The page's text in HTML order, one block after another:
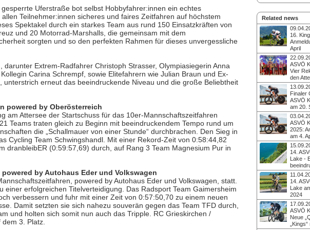
Related news
16.
April
Startschuss für den
Showdown am
beginnt die Jagd
begehrten
spektakuläre
komplett
zu den Fixpunkten
Radsportkalender.
heißt es für ca.
wieder: alles geben
ASVÖ
Vier
den
Hohe Wattzahlen,
und ein See als
September 2025
AthletInnen aus 22
Herausforderung –
Kilometer rund um
15. Ausgabe des
zugleich schönsten
Finaler
ASVÖ
am 20.
Straße frei für
Zeitfahr-Event:
haben die
komplett gesperrten
Fahrt zu umrunden
in Europa
Fanzonen,
festliche
Herbstfest für ein
Erlebnis.
ASVÖ
2025:
am 4.
Das spektakuläre
rund um den
absoluten Highlights
Radsportkalender.
2025 heißt es für
Vollgas geben auf
einer komplett
ohne störenden
umso größerer
14.
Lake -
Zeitfahren
Finaler Countdown:
2024 wird für 1.400
ein Traum
Amateur:innen
zahlreiche Top-
komplett
Livestream,
feierliche
14.
Lake
2024
Freie Bahn für
einer komplett
gnadenlosen Fight
begehrten „Kronen“
schönsten Seen
ASVÖ
Neue
„Kings“
Uferstraße bot selbst Hobbyfahrer:innen ein echtes
allen Teilnehmer:innen sicheres und faires Zeitfahren auf höchstem
Spektakel durch ein starkes Team aus rund 150 Einsatzkräften von
und 20 Motorrad-Marshalls, die gemeinsam mit dem
sorgten und so den perfekten Rahmen für dieses unvergessliche
darunter Extrem-Radfahrer Christoph Strasser, Olympiasiegerin Anna
Carina Schrempf, sowie Elitefahrern wie Julian Braun und Ex-
unterstrich erneut das beeindruckende Niveau und die große Beliebtheit
powered by Oberösterreich
am Attersee der Startschuss für das 10er-Mannschaftszeitfahren
Teams traten gleich zu Beginn mit beeindruckendem Tempo rund um
die „Schallmauer von einer Stunde“ durchbrachen. Den Sieg in
Cycling Team Schwingshandl. Mit einer Rekord-Zeit von 0:58:44,82
dranbleibER (0:59:57,69) durch, auf Rang 3 Team Magnesium Pur in
by Autohaus Eder und Volkswagen
powered by Autohaus Eder und Volkswagen, statt.
einer erfolgreichen Titelverteidigung. Das Radsport Team Gaimersheim
verbessern und fuhr mit einer Zeit von 0:57:50,70 zu einem neuen
Damit setzten sie sich nahezu souverän gegen das Team TFD durch,
und holten sich somit nun auch das Tripple. RC Grieskirchen /
3. Platz.